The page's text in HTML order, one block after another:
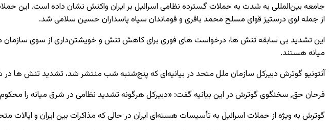
جامعه بین‌المللی به شدت به حملات گسترده نظامی اسرائیل بر ایران واکنش نشان داده است. این
از جمله لوی درستیز قوای مسلح محمد باقری و قوماندان سپاه پاسداران حسین سلامی شد.
این تشدید بی ‌سابقه تنش‌ ها، درخواست‌ های فوری برای کاهش تنش و خویشتن‌داری از سوی سازمان
میانه هستند.
آنتونیو گوترش دبیرکل سازمان ملل متحد در بیانیه‌ای که پنج‌شنبه شب منتشر شد، تشدید تنش ‌ها در
فرحان حق, سخنگوی گوترش در این بیانیه گفت: «دبیرکل هرگونه تشدید نظامی در شرق میانه را
گوترش به ویژه از حملات اسرائیل به تأسیسات هسته‌ای ایران در حالی که مذاکرات بین ایران و ایالات